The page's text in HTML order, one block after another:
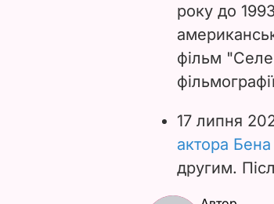
року до
фільм
17 липня
актора
другим.